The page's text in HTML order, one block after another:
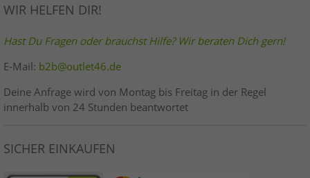
WIR HELFEN DIR!
Hast Du Fragen oder brauchst Hilfe? Wir beraten Dich gern!
E-Mail: b2b@outlet46.de
Deine Anfrage wird von Montag bis Freitag in der Regel
innerhalb von 24 Stunden beantwortet
SICHER EINKAUFEN